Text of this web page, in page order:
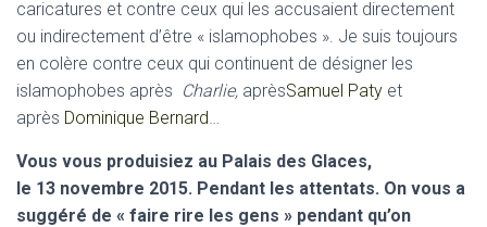
caricatures et contre ceux qui les accusaient directement
ou indirectement d’être « islamophobes ». Je suis toujours
en colère contre ceux qui continuent de désigner les
islamophobes après Charlie, aprèsSamuel Paty et
après Dominique Bernard…
Vous vous produisiez au Palais des Glaces,
le 13 novembre 2015. Pendant les attentats. On vous a
suggéré de « faire rire les gens » pendant qu’on